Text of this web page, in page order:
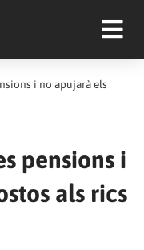
i no apujarà els
pensions i
als rics